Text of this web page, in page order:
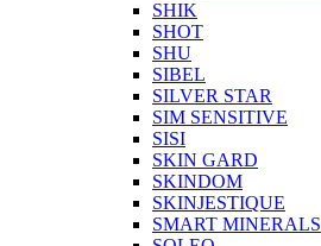
SHIK
SHOT
SHU
SIBEL
SILVER STAR
SIM SENSITIVE
SISI
SKIN GARD
SKINDOM
SKINJESTIQUE
SMART MINERALS